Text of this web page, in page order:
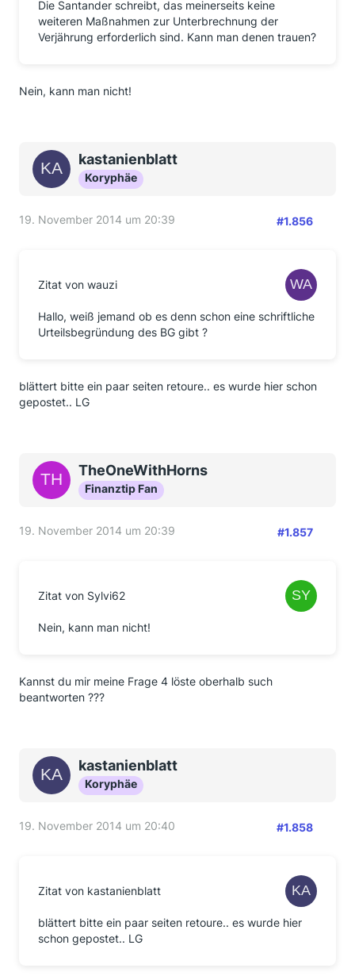
Die Santander schreibt, das meinerseits keine
weiteren Maßnahmen zur Unterbrechnung der
Verjährung erforderlich sind. Kann man denen trauen?
Nein, kann man nicht!
kastanienblatt
Koryphäe
19. November 2014 um 20:39 #1.856
Zitat von wauzi
Hallo, weiß jemand ob es denn schon eine schriftliche
Urteilsbegründung des BG gibt ?
blättert bitte ein paar seiten retoure.. es wurde hier schon
gepostet.. LG
TheOneWithHorns
Finanztip Fan
19. November 2014 um 20:39 #1.857
Zitat von Sylvi62
Nein, kann man nicht!
Kannst du mir meine Frage 4 löste oberhalb such
beantworten ???
kastanienblatt
Koryphäe
19. November 2014 um 20:40 #1.858
Zitat von kastanienblatt
blättert bitte ein paar seiten retoure.. es wurde hier
schon gepostet.. LG